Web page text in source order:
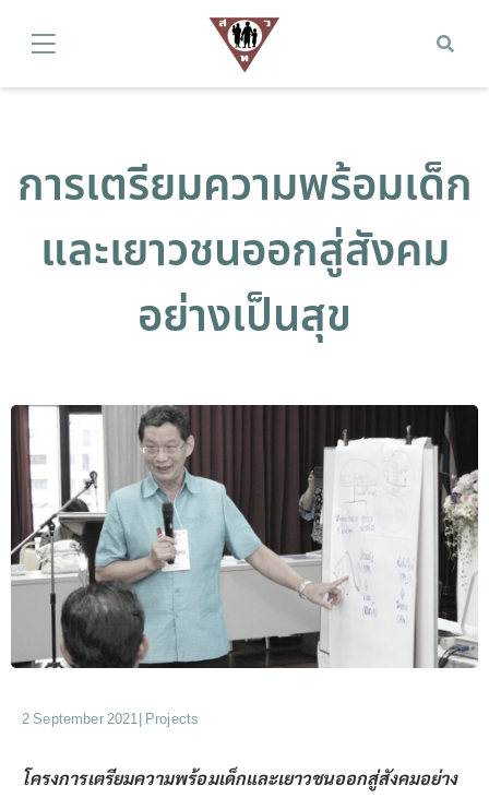
การเตรียมความพร้อมเด็ก
และเยาวชนออกสู่สังคม
อย่างเป็นสุข
2 September 2021| Projects
โครงการเตรียมความพร้อมเด็กและเยาวชนออกสู่สังคมอย่าง